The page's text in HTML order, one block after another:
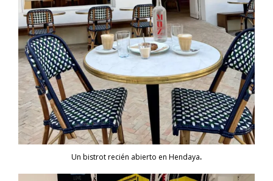
Un bistrot recién abierto en Hendaya.